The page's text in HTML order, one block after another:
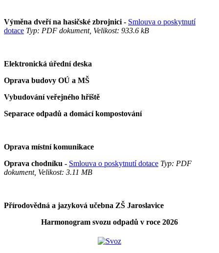
Výměna dveří na hasičské zbrojnici - Smlouva o poskytnutí
dotace Typ: PDF dokument, Velikost: 933.6 kB
Elektronická úřední deska
Oprava budovy OÚ a MŠ
Vybudování veřejného hřiště
Separace odpadů a domácí kompostování
Oprava místní komunikace
Oprava chodníku - Smlouva o poskytnutí dotace Typ: PDF
dokument, Velikost: 3.11 MB
Přírodovědná a jazyková učebna ZŠ Jaroslavice
Harmonogram svozu odpadů v roce 2026